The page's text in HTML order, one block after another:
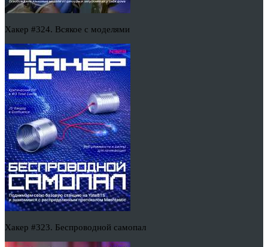
Хакер #324. Всякое с моделями
Хакер #323. Беспроводной самопал